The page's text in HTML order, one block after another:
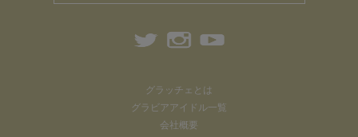
グラッチェとは
グラビアアイドル一覧
会社概要